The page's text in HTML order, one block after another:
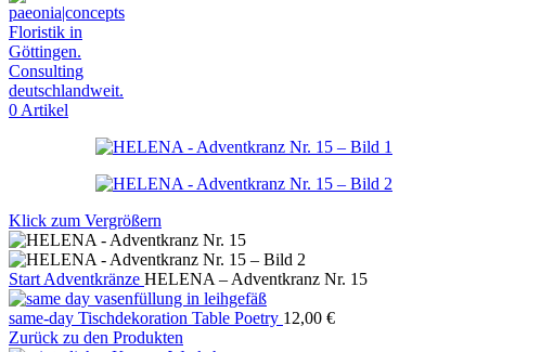
0 Artikel
Klick zum Vergrößern
Start Adventkränze HELENA – Adventkranz Nr. 15
same-day Tischdekoration Table Poetry 12,00 €
Zurück zu den Produkten